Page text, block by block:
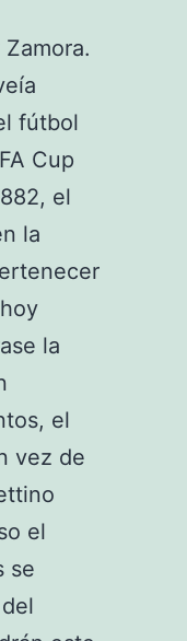
fútbol
Cup
el
la
la
el
vez de
el
se